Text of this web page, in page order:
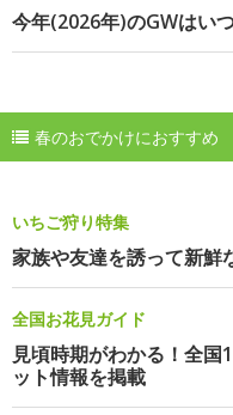
今年(2026年)のGWはい
春のおでかけにおすすめ
いちご狩り特集
家族や友達を誘って新鮮
全国お花見ガイド
見頃時期がわかる！全
ット情報を掲載